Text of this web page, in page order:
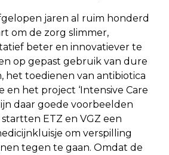
jaren al ruim honderd
om de zorg slimmer,
beter en innovatiever te
op gepast gebruik van dure
het toedienen van antibiotica
en het project ‘Intensive Care
daar goede voorbeelden
startten ETZ en VGZ een
om verspilling
tegen te gaan. Omdat de